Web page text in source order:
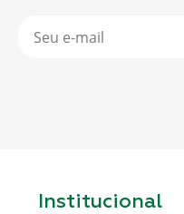
Institucional